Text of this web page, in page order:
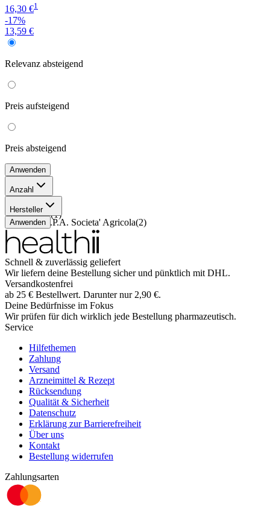
16,30 €1
-17%
13,59 €
Relevanz absteigend
Preis aufsteigend
Preis absteigend
Anwenden
Anzahl
12 Stück (1
20 Stück(1)
Hersteller
Aboca S.P.A. Societa' Agricola(2)
Anwenden
Schnell & zuverlässig geliefert
Wir liefern deine Bestellung sicher und pünktlich mit DHL.
Versandkostenfrei
ab 25 € Bestellwert. Darunter nur 2,90 €.
Deine Bedürfnisse im Fokus
Wir prüfen für dich wirklich jede Bestellung pharmazeutisch.
Service
Hilfethemen
Zahlung
Versand
Arzneimittel & Rezept
Rücksendung
Qualität & Sicherheit
Datenschutz
Erklärung zur Barrierefreiheit
Über uns
Kontakt
Bestellung widerrufen
Zahlungsarten